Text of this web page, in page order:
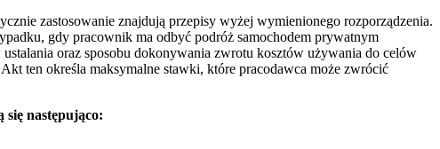
zastosowanie znajdują przepisy wyżej wymienionego rozporządzenia.
gdy pracownik ma odbyć podróż samochodem prywatnym
oraz sposobu dokonywania zwrotu kosztów używania do celów
ten określa maksymalne stawki, które pracodawca może zwrócić
następująco: